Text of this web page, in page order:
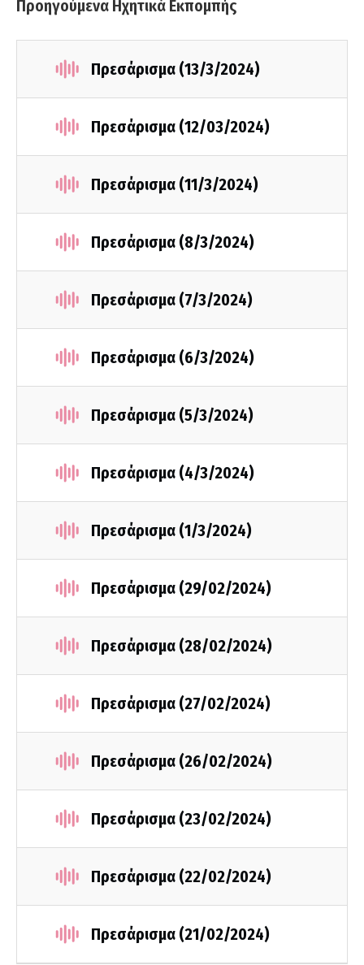
Προηγούμενα Ηχητικά Εκπομπής
Πρεσάρισμα (13/3/2024)
Πρεσάρισμα (12/03/2024)
Πρεσάρισμα (11/3/2024)
Πρεσάρισμα (8/3/2024)
Πρεσάρισμα (7/3/2024)
Πρεσάρισμα (6/3/2024)
Πρεσάρισμα (5/3/2024)
Πρεσάρισμα (4/3/2024)
Πρεσάρισμα (1/3/2024)
Πρεσάρισμα (29/02/2024)
Πρεσάρισμα (28/02/2024)
Πρεσάρισμα (27/02/2024)
Πρεσάρισμα (26/02/2024)
Πρεσάρισμα (23/02/2024)
Πρεσάρισμα (22/02/2024)
Πρεσάρισμα (21/02/2024)